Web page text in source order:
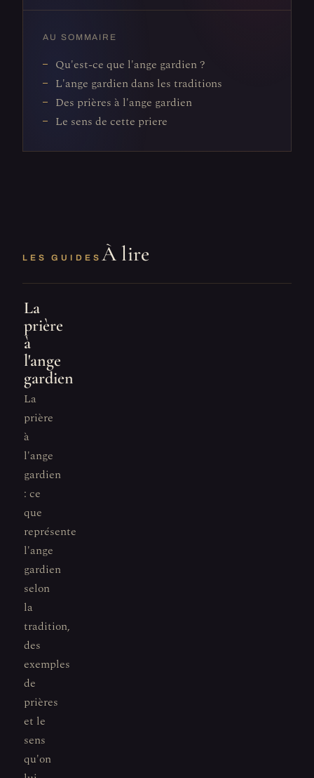
AU SOMMAIRE
Qu'est-ce que l'ange gardien ?
L'ange gardien dans les traditions
Des prières à l'ange gardien
Le sens de cette priere
LES GUIDES À lire
La
prière
à
l'ange
gardien
La
prière
à
l'ange
gardien
: ce
que
représente
l'ange
gardien
selon
la
tradition,
des
exemples
de
prières
et le
sens
qu'on